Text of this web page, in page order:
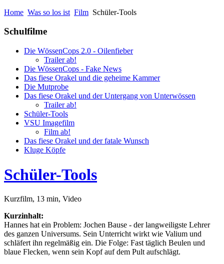
Home Was so los ist Film Schüler-Tools
Schulfilme
Die WössenCops 2.0 - Oilenfieber
Trailer ab!
Die WössenCops - Fake News
Das fiese Orakel und die geheime Kammer
Die Mutprobe
Das fiese Orakel und der Untergang von Unterwössen
Trailer ab!
Schüler-Tools
VSU Imagefilm
Film ab!
Das fiese Orakel und der fatale Wunsch
Kluge Köpfe
Schüler-Tools
Kurzfilm, 13 min, Video
Kurzinhalt:
Hannes hat ein Problem: Jochen Bause - der langweiligste Lehrer
des ganzen Universums. Sein Unterricht wirkt wie Valium und
schläfert ihn regelmäßig ein. Die Folge: Fast täglich Beulen und
blaue Flecken, wenn sein Kopf auf dem Pult aufschlägt.